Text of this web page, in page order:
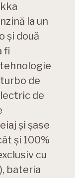
la un
și două
fi
de
de
și șase
și 100%
cu
bateria